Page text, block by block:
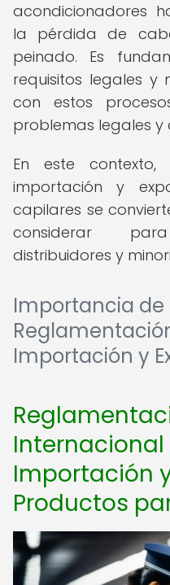
acondicionadores
la pérdida de
peinado. Es
requisitos legales y
con estos
problemas legales y
En este
importación y
capilares se
considerar
distribuidores y
Importancia de
Importación y
Internacional
Importación
Productos